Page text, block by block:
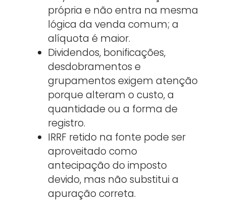
própria e não entra na mesma
lógica da venda comum; a
alíquota é maior.
Dividendos, bonificações,
desdobramentos e
grupamentos exigem atenção
porque alteram o custo, a
quantidade ou a forma de
registro.
IRRF retido na fonte pode ser
aproveitado como
antecipação do imposto
devido, mas não substitui a
apuração correta.